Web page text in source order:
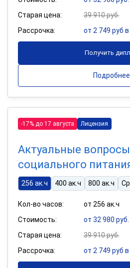
Старая цена:
39 910 руб.
Рассрочка:
от 2 749 руб
Получить
Подробнее
-17% до 17 августа Лицензия
Актуальные
социального
256 ак.ч 400 ак.ч 800 ак.ч
Кол-во часов:
от 256 ак.ч
Стоимость:
от 32 980 руб.
Старая цена:
39 910 руб.
Рассрочка:
от 2 749 руб